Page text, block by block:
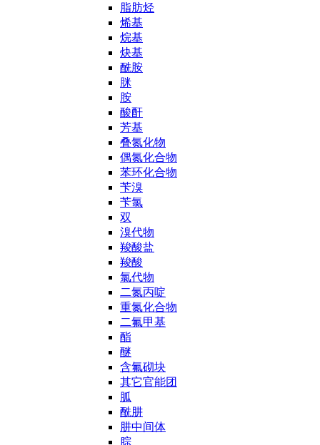
脂肪烃
烯基
烷基
炔基
酰胺
脒
胺
酸酐
芳基
叠氮化物
偶氮化合物
苯环化合物
苄溴
苄氯
双
溴代物
羧酸盐
羧酸
氯代物
二氮丙啶
重氮化合物
二氟甲基
酯
醚
含氟砌块
其它官能团
胍
酰肼
肼中间体
腙